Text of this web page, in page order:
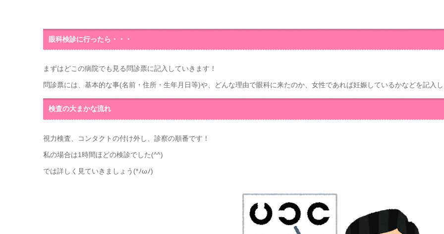
眼科検診に行ったら・・・
まずはどこの病院でも見る問診票に記入していきます！
問診票には、基本的な事(名前・住所・生年月日等)や、どんな理由で眼科に来たのか、女性であれば妊娠しているかなどを記入
検査の大まかな流れ
視力検査、コンタクトの付け外し、診察の順番です！
私の場合は1時間ほどの検診でした(^^)
では詳しく見ていきましょう(*ﾉωﾉ)